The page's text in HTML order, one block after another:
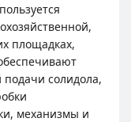
площадках,
солидола,
механизмы и